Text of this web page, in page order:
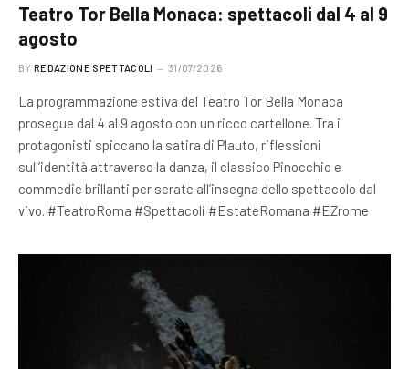
Teatro Tor Bella Monaca: spettacoli dal 4 al 9
agosto
BY REDAZIONE SPETTACOLI 31/07/2026
La programmazione estiva del Teatro Tor Bella Monaca
prosegue dal 4 al 9 agosto con un ricco cartellone. Tra i
protagonisti spiccano la satira di Plauto, riflessioni
sull’identità attraverso la danza, il classico Pinocchio e
commedie brillanti per serate all’insegna dello spettacolo dal
vivo. #TeatroRoma #Spettacoli #EstateRomana #EZrome